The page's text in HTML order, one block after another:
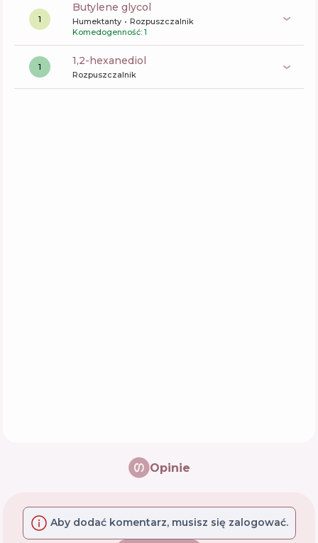
1
butylene glycol
Humektanty
Rozpuszczalnik
Komedogenność: 1
1 1,2-hexanediol
Rozpuszczalnik
Opinie
Aby dodać komentarz, musisz się zalogować.